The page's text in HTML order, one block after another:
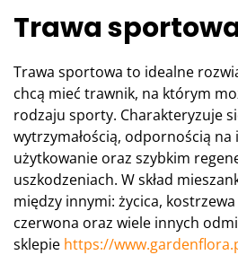
Trawa
Trawa sportowa to idealne
chcą mieć trawnik, na którym
rodzaju sporty. Charakteryzuje
wytrzymałością, odpornością na
użytkowanie oraz szybkim
uszkodzeniach. W skład
między innymi: życica,
czerwona oraz wiele innych
sklepie https://